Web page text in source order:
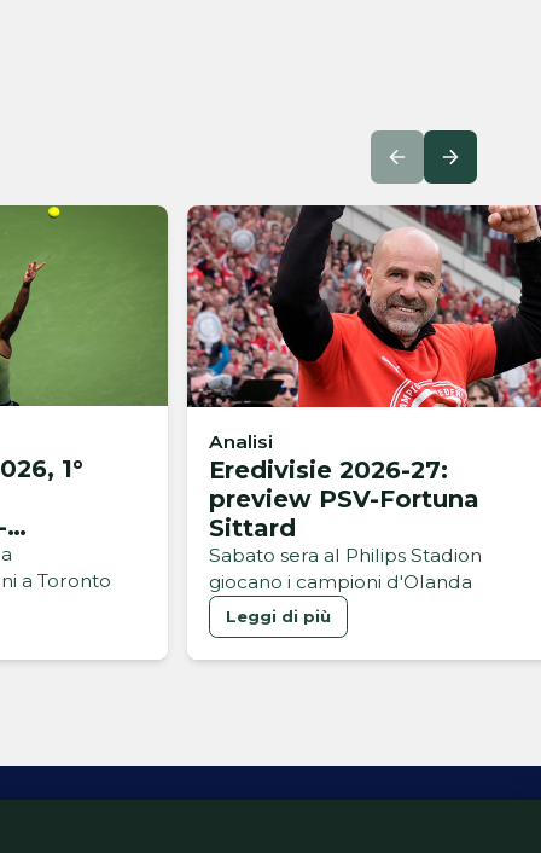
1°
a Toronto
Analisi
Eredivisie 2026-27:
preview PSV-Fortuna
Sittard
Sabato sera al Philips Stadion
giocano i campioni d'Olanda
Leggi di più